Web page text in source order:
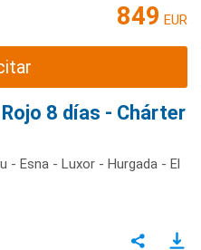
849 EUR
8 días - Chárter
- Esna - Luxor - Hurgada - El